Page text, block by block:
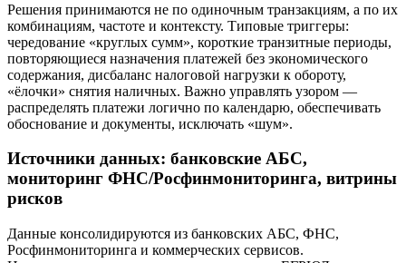
Решения принимаются не по одиночным транзакциям, а по их
комбинациям, частоте и контексту. Типовые триггеры:
чередование «круглых сумм», короткие транзитные периоды,
повторяющиеся назначения платежей без экономического
содержания, дисбаланс налоговой нагрузки к обороту,
«ёлочки» снятия наличных. Важно управлять узором —
распределять платежи логично по календарю, обеспечивать
обоснование и документы, исключать «шум».
Источники данных: банковские АБС,
мониторинг ФНС/Росфинмониторинга, витрины
рисков
Данные консолидируются из банковских АБС, ФНС,
Росфинмониторинга и коммерческих сервисов.